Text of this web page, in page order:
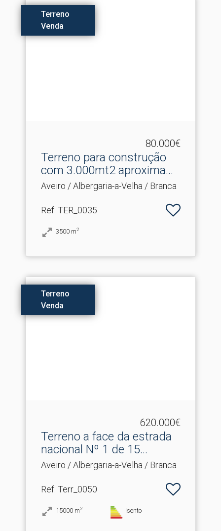
Terreno
Venda
80.000€
Terreno para construção
com 3.​000mt2 aproxima...
Aveiro / Albergaria-a-Velha / Branca
Ref: TER_0035
3500 m2
Terreno
Venda
620.000€
Terreno a face da estrada
nacional Nº 1 de 15.​..
Aveiro / Albergaria-a-Velha / Branca
Ref: Terr_0050
15000 m2 Isento